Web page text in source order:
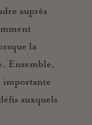
auprès
la
Ensemble,
importante
auxquels